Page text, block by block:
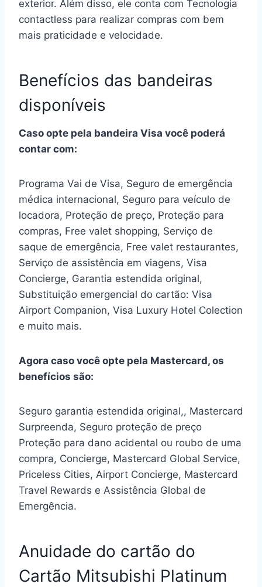
exterior. Além disso, ele conta com Tecnologia
contactless para realizar compras com bem
mais praticidade e velocidade.
Benefícios das bandeiras
disponíveis
Caso opte pela bandeira Visa você poderá
contar com:
Programa Vai de Visa, Seguro de emergência
médica internacional, Seguro para veículo de
locadora, Proteção de preço, Proteção para
compras, Free valet shopping, Serviço de
saque de emergência, Free valet restaurantes,
Serviço de assistência em viagens, Visa
Concierge, Garantia estendida original,
Substituição emergencial do cartão: Visa
Airport Companion, Visa Luxury Hotel Colection
e muito mais.
Agora caso você opte pela Mastercard, os
benefícios são:
Seguro garantia estendida original,, Mastercard
Surpreenda, Seguro proteção de preço
Proteção para dano acidental ou roubo de uma
compra, Concierge, Mastercard Global Service,
Priceless Cities, Airport Concierge, Mastercard
Travel Rewards e Assistência Global de
Emergência.
Anuidade do cartão do
Cartão Mitsubishi Platinum